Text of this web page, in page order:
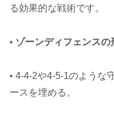
る効果的な戦術です。
• ゾーンディフェンスの
• 4-4-2や4-5-1のような
ースを埋める。